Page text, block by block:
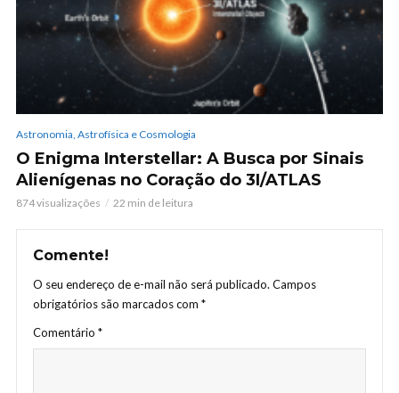
Astronomia, Astrofísica e Cosmologia
O Enigma Interstellar: A Busca por Sinais
Alienígenas no Coração do 3I/ATLAS
874 visualizações 22 min de leitura
Comente!
O seu endereço de e-mail não será publicado. Campos
obrigatórios são marcados com *
Comentário *